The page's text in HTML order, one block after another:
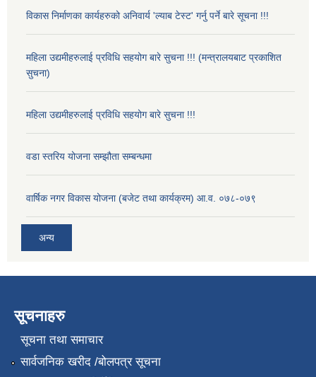
विकास निर्माणका कार्यहरुको अनिवार्य 'ल्याब टेस्ट' गर्नु पर्ने बारे सूचना !!!
महिला उद्यमीहरुलाई प्रविधि सहयोग बारे सुचना !!! (मन्त्रालयबाट प्रकाशित
सुचना)
महिला उद्यमीहरुलाई प्रविधि सहयोग बारे सुचना !!!
वडा स्तरिय योजना सम्झौता सम्बन्धमा
वार्षिक नगर विकास योजना (बजेट तथा कार्यक्रम) आ.व. ०७८-०७९
अन्य
सूचनाहरु
सूचना तथा समाचार
सार्वजनिक खरीद /बोलपत्र सूचना